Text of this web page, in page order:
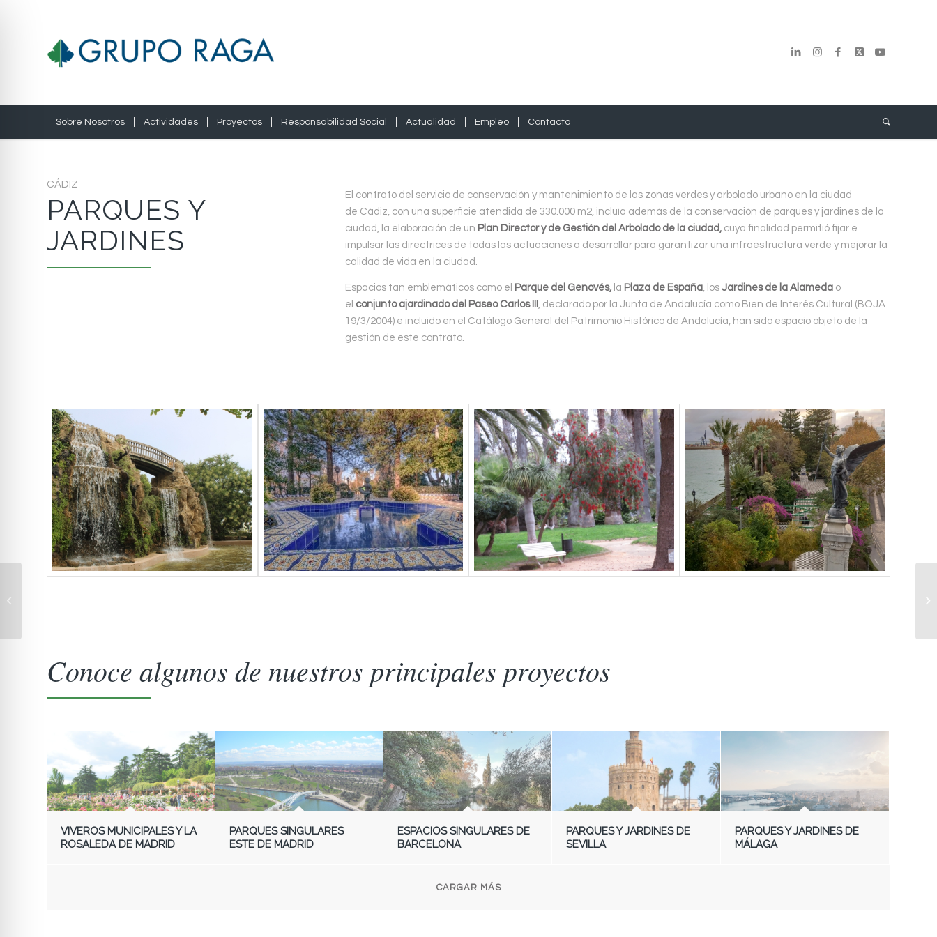
Sobre Nosotros Actividades Proyectos Responsabilidad Social Actualidad Empleo Contacto
CÁDIZ
PARQUES Y
JARDINES
El contrato del servicio de conservación y mantenimiento de las zonas verdes y arbolado urbano en la ciudad
de Cádiz, con una superficie atendida de 330.000 m2, incluía además de la conservación de parques y jardines de la
ciudad, la elaboración de un Plan Director y de Gestión del Arbolado de la ciudad,cuya finalidad permitió fijar e
impulsar las directrices de todas las actuaciones a desarrollar para garantizar una infraestructura verde y mejorar la
calidad de vida en la ciudad.
Espacios tan emblemáticos como el Parque del Genovés,la Plaza de España, los Jardines de la Alamedao
el conjunto ajardinado del Paseo Carlos III, declarado por la Junta de Andalucía como Bien de Interés Cultural (BOJA
19/3/2004) e incluido en el Catálogo General del Patrimonio Histórico de Andalucía, han sido espacio objeto de la
gestión de este contrato.
Conoce algunos de nuestros principales proyectos
VIVEROS MUNICIPALES Y LA
ROSALEDA DE MADRID
PARQUES SINGULARES
ESTE DE MADRID
ESPACIOS SINGULARES DE
BARCELONA
PARQUES Y JARDINES DE
SEVILLA
PARQUES Y JARDINES DE
MÁLAGA
CARGAR MÁS